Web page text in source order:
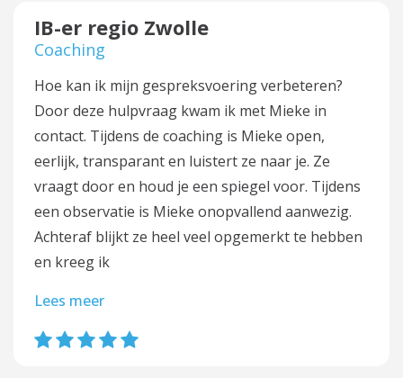
IB-er regio Zwolle
Coaching
Hoe kan ik mijn gespreksvoering verbeteren?
Door deze hulpvraag kwam ik met Mieke in
contact. Tijdens de coaching is Mieke open,
eerlijk, transparant en luistert ze naar je. Ze
vraagt door en houd je een spiegel voor. Tijdens
een observatie is Mieke onopvallend aanwezig.
Achteraf blijkt ze heel veel opgemerkt te hebben
en kreeg ik
Lees meer